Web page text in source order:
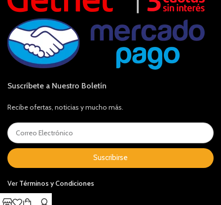
Suscríbete a Nuestro Boletín
Recibe ofertas, noticias y mucho más.
Suscribirse
Ver Términos y Condiciones